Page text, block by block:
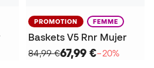
PROMOTION FEMME
Baskets V5 Rnr Mujer
84,99 €67,99 €−20%